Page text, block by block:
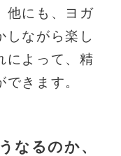
他にも、ヨガ
しながら楽し
によって、精
きます。
なるのか、